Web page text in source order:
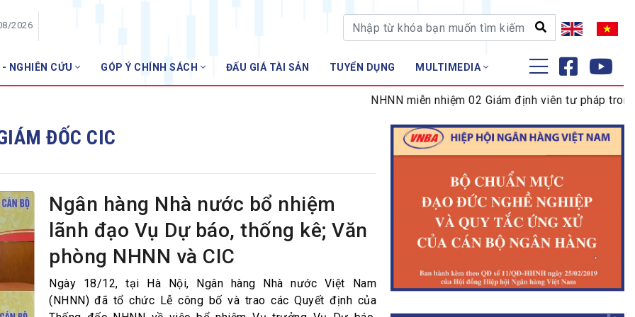
2026
NGHIÊN CỨU GÓP Ý CHÍNH SÁCH ĐẤU GIÁ TÀI SẢN TUYỂN DỤNG MULTIMEDIA
hàng
ĐÀO TẠO - NGHIÊN CỨU
Tập huấn
NHNN miễn nhiệm 02 Giám định viên tư pháp trong
ĐỐC CIC
Ngân hàng Nhà nước bổ nhiệm
lãnh đạo Vụ Dự báo, thống kê; Văn
phòng NHNN và CIC
Ngày 18/12, tại Hà Nội, Ngân hàng Nhà nước Việt Nam
(NHNN) đã tổ chức Lễ công bố và trao các Quyết định của